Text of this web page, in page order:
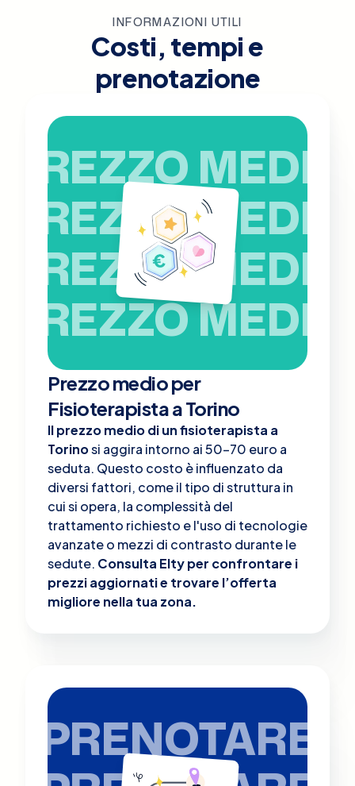
INFORMAZIONI UTILI
Costi, tempi e
prenotazione
PREZZO MEDIO
PREZZO MEDIO
PREZZO MEDIO
PREZZO MEDIO
Prezzo medio per
Fisioterapista a Torino
Il prezzo medio di un fisioterapista a
Torinosi aggira intorno ai 50-70 euro a
seduta. Questo costo è influenzato da
diversi fattori, come il tipo di struttura in
cui si opera, la complessità del
trattamento richiesto e l'uso di tecnologie
avanzate o mezzi di contrasto durante le
sedute. Consulta Elty per confrontare i
prezzi aggiornati e trovare l’offerta
migliore nella tua zona.
PRENOTARE